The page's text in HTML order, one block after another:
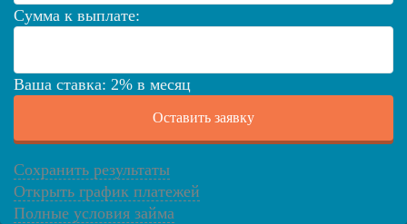
Сумма к выплате:
Ваша ставка: 2% в месяц
Оставить заявку
Сохранить результаты
Открыть график платежей
Полные условия займа